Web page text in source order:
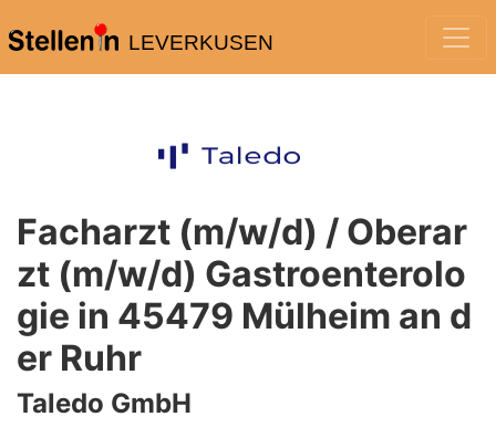
LEVERKUSEN
Facharzt (m/w/d) / Oberar
zt (m/w/d) Gastroenterolo
gie in 45479 Mülheim an d
er Ruhr
Taledo GmbH